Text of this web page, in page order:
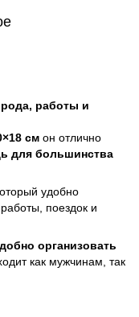
работы и
см он отлично
для большинства
удобно
поездок и
организовать
как мужчинам, так